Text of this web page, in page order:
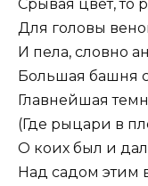
Срывая цвет, то
Для головы
И пела, словно
Большая башня
Главнейшая
(Где рыцари в
О коих был и
Над садом этим